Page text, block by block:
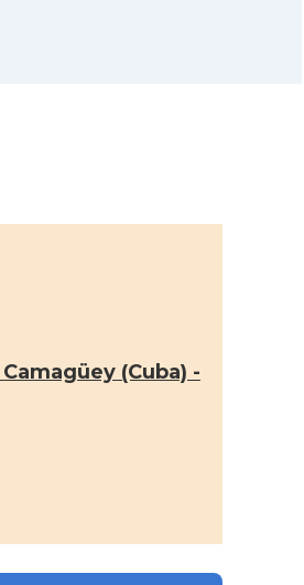
(Cuba) -